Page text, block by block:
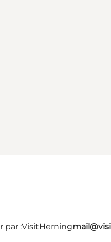
par :VisitHerning